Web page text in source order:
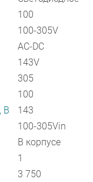
100
100-305V
AC-DC
143V
305
100
В
143
100-305Vin
В корпусе
1
3 750